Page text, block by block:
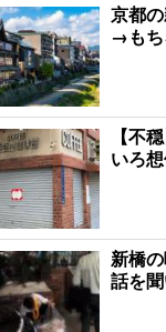
京都
→もち
【不
いろ
新橋
話を